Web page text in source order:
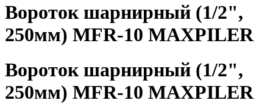
Вороток шарнирный (1/2",
250мм) MFR-10 MAXPILER
Вороток шарнирный (1/2",
250мм) MFR-10 MAXPILER